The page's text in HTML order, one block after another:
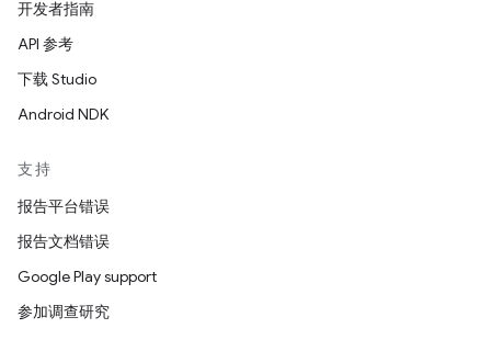
开发者指南
API 参考
下载 Studio
Android NDK
支持
报告平台错误
报告文档错误
Google Play support
参加调查研究